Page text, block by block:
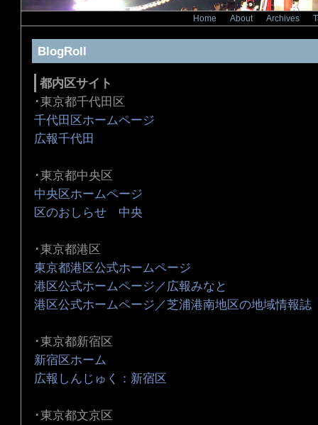
Home About Archives
BlogRoll
都内区サイト
･東京都千代田区
千代田区ホームページ
広報千代田
･東京都中央区
中央区ホームページ
区のおしらせ 中央
･東京都港区
東京都港区公式ホームページ
港区公式ホームページ／広報みなと
港区公式ホームページ／芝浦港南地区の地域情報誌
･東京都新宿区
新宿区ホーム
広報しんじゅく：新宿区
･東京都文京区